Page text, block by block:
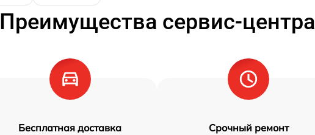
Преимущества сервис-центра
Бесплатная доставка Срочный ремонт